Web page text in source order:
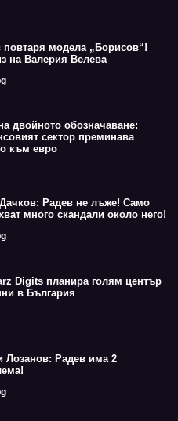
повтаря модела „Борисов“!
на Валерия Велева
двойното обозначаване:
сектор преминава
към евро
Радев не лъже! Само
много скандали около него!
Digits планира голям център
в България
Лозанов: Радев има 2